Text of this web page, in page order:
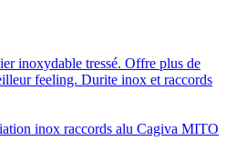
inoxydable tressé. Offre plus de
feeling. Durite inox et raccords